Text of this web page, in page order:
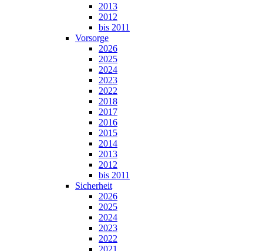
2013
2012
bis 2011
Vorsorge
2026
2025
2024
2023
2022
2018
2017
2016
2015
2014
2013
2012
bis 2011
Sicherheit
2026
2025
2024
2023
2022
2021